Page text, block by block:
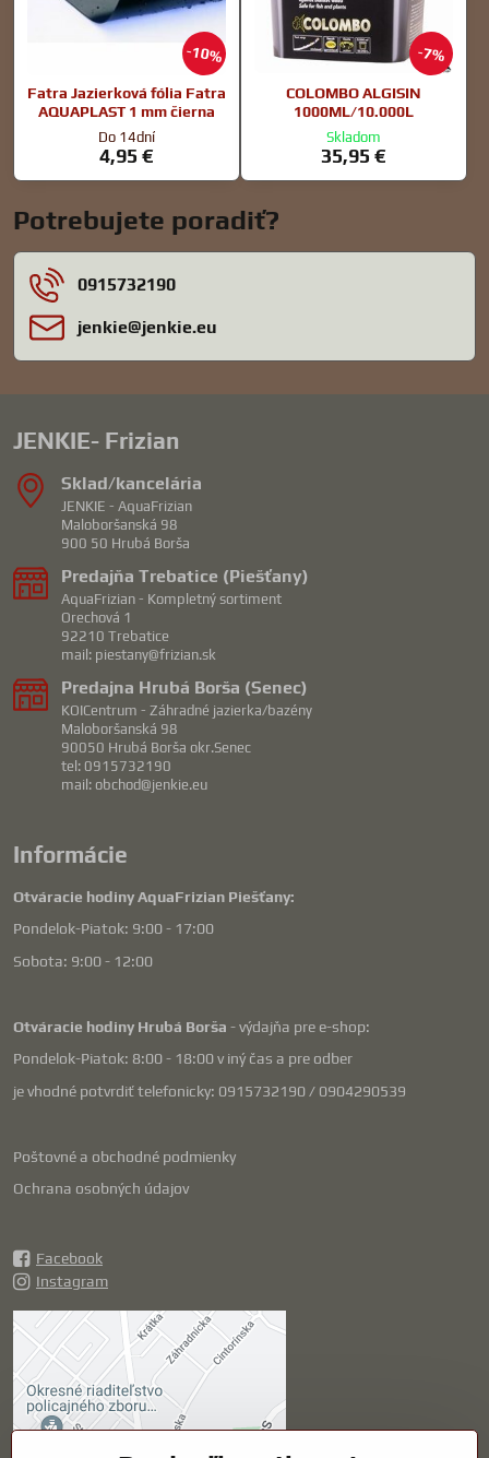
10%
Fatra Jazierková fólia Fatra
AQUAPLAST 1 mm čierna
Do 14dní
4,95 €
7%
COLOMBO ALGISIN
1000ML/10.000L
Skladom
35,95 €
Potrebujete poradiť?
0915732190
jenkie​@jenkie​.eu
JENKIE- Frizian
Sklad/kancelária
JENKIE - AquaFrizian
Maloboršanská 98
900 50 Hrubá Borša
Predajňa Trebatice (Piešťany)
AquaFrizian - Kompletný sortiment
Orechová 1
92210 Trebatice
mail: piestany@frizian.sk
Predajna Hrubá Borša (Senec)
KOICentrum - Záhradné jazierka/bazény
Maloboršanská 98
90050 Hrubá Borša okr.Senec
tel: 0915732190
mail: obchod@jenkie.eu
Informácie
Otváracie hodiny AquaFrizian Piešťany:
Pondelok-Piatok: 9:00 - 17:00
Sobota: 9:00 - 12:00
Otváracie hodiny Hrubá Borša - výdajňa pre e-shop:
Pondelok-Piatok: 8:00 - 18:00 v iný čas a pre odber
je vhodné potvrdiť telefonicky: 0915732190 / 0904290539
Poštovné a obchodné podmienky
Ochrana osobných údajov
Facebook
Instagram
Externý obsah je
blokovaný Voľbami
súkromia